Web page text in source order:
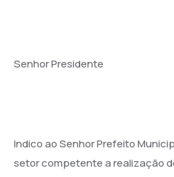
Senhor Presidente
Indico ao Senhor Prefeito
setor competente a realização